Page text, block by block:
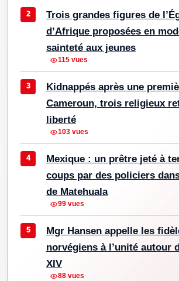
Trois grandes figures de
d’Afrique proposées en
sainteté aux jeunes
115 vues
Kidnappés après une
Cameroun, trois religieux
liberté
103 vues
Mexique : un prêtre jeté à
coups par des policiers
de Matehuala
99 vues
Mgr Hansen appelle les
norvégiens à l’unité autour
XIV
88 vues